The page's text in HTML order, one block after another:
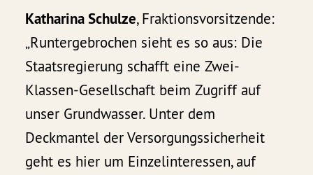
Katharina Schulze, Fraktionsvorsitzende:
„Runtergebrochen sieht es so aus: Die
Staatsregierung schafft eine Zwei-
Klassen-Gesellschaft beim Zugriff auf
unser Grundwasser. Unter dem
Deckmantel der Versorgungssicherheit
geht es hier um Einzelinteressen, auf